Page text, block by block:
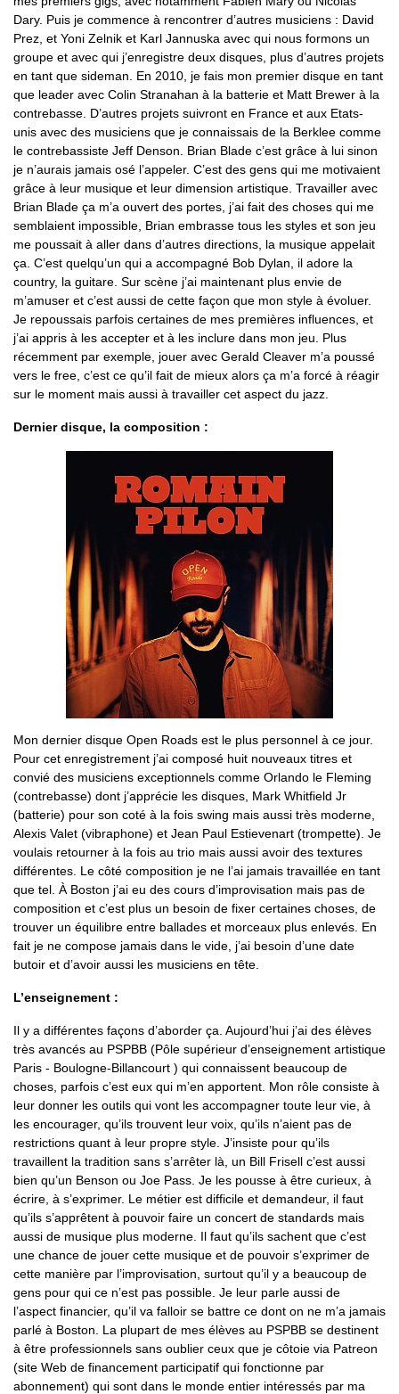
Dary. Puis je commence à rencontrer d’autres musiciens : David
Prez, et Yoni Zelnik et Karl Jannuska avec qui nous formons un
groupe et avec qui j’enregistre deux disques, plus d’autres projets
en tant que sideman. En 2010, je fais mon premier disque en tant
que leader avec Colin Stranahan à la batterie et Matt Brewer à la
contrebasse. D’autres projets suivront en France et aux Etats-
unis avec des musiciens que je connaissais de la Berklee comme
le contrebassiste Jeff Denson. Brian Blade c’est grâce à lui sinon
je n’aurais jamais osé l’appeler. C’est des gens qui me motivaient
grâce à leur musique et leur dimension artistique. Travailler avec
Brian Blade ça m’a ouvert des portes, j’ai fait des choses qui me
semblaient impossible, Brian embrasse tous les styles et son jeu
me poussait à aller dans d’autres directions, la musique appelait
ça. C’est quelqu’un qui a accompagné Bob Dylan, il adore la
country, la guitare. Sur scène j’ai maintenant plus envie de
m’amuser et c’est aussi de cette façon que mon style à évoluer.
Je repoussais parfois certaines de mes premières influences, et
j’ai appris à les accepter et à les inclure dans mon jeu. Plus
récemment par exemple, jouer avec Gerald Cleaver m’a poussé
vers le free, c’est ce qu’il fait de mieux alors ça m’a forcé à réagir
sur le moment mais aussi à travailler cet aspect du jazz.
Dernier disque, la composition :
Mon dernier disque Open Roads est le plus personnel à ce jour.
Pour cet enregistrement j’ai composé huit nouveaux titres et
convié des musiciens exceptionnels comme Orlando le Fleming
(contrebasse) dont j’apprécie les disques, Mark Whitfield Jr
(batterie) pour son coté à la fois swing mais aussi très moderne,
Alexis Valet (vibraphone) et Jean Paul Estievenart (trompette). Je
voulais retourner à la fois au trio mais aussi avoir des textures
différentes. Le côté composition je ne l’ai jamais travaillée en tant
que tel. À Boston j’ai eu des cours d’improvisation mais pas de
composition et c’est plus un besoin de fixer certaines choses, de
trouver un équilibre entre ballades et morceaux plus enlevés. En
fait je ne compose jamais dans le vide, j’ai besoin d’une date
butoir et d’avoir aussi les musiciens en tête.
L’enseignement :
Il y a différentes façons d’aborder ça. Aujourd’hui j’ai des élèves
très avancés au PSPBB (Pôle supérieur d’enseignement artistique
Paris - Boulogne-Billancourt ) qui connaissent beaucoup de
choses, parfois c’est eux qui m’en apportent. Mon rôle consiste à
leur donner les outils qui vont les accompagner toute leur vie, à
les encourager, qu’ils trouvent leur voix, qu’ils n’aient pas de
restrictions quant à leur propre style. J’insiste pour qu’ils
travaillent la tradition sans s’arrêter là, un Bill Frisell c’est aussi
bien qu’un Benson ou Joe Pass. Je les pousse à être curieux, à
écrire, à s’exprimer. Le métier est difficile et demandeur, il faut
qu’ils s’apprêtent à pouvoir faire un concert de standards mais
aussi de musique plus moderne. Il faut qu’ils sachent que c’est
une chance de jouer cette musique et de pouvoir s’exprimer de
cette manière par l’improvisation, surtout qu’il y a beaucoup de
gens pour qui ce n’est pas possible. Je leur parle aussi de
l’aspect financier, qu’il va falloir se battre ce dont on ne m’a jamais
parlé à Boston. La plupart de mes élèves au PSPBB se destinent
à être professionnels sans oublier ceux que je côtoie via Patreon
(site Web de financement participatif qui fonctionne par
abonnement) qui sont dans le monde entier intéressés par ma